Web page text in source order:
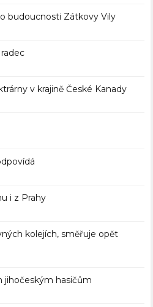
budoucnosti Zátkovy Vily
v krajině České Kanady
i z Prahy
kolejích, směřuje opět
jihočeským hasičům